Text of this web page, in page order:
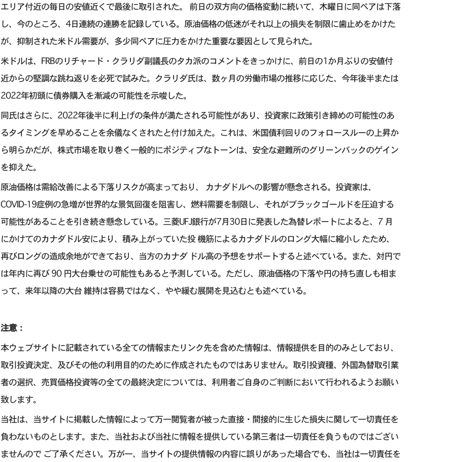
エリア付近の毎日の安値近くで最後に取引された。 前日の双方向の価格変動に続いて、木曜日に同ペアは下落
し、今のところ、4日連続の連勝を記録している。原油価格の低迷がそれ以上の損失を制限に歯止めをかけた
が、抑制された米ドル需要が、多少同ペアに圧力をかけた重要な要因として見られた。
米ドルは、FRBのリチャード・クラリダ副議長のタカ派のコメントをきっかけに、前日の1か月ぶりの安値付
近からの堅調な跳ね返りを必死で試みた。クラリダ氏は、数ヶ月の労働市場の推移に応じた、今年後半または
2022年初頭に債券購入を漸減の可能性を示唆した。
同氏はさらに、2022年後半に利上げの条件が満たされる可能性があり、投資家に政策引き締めの可能性のあ
るタイミングを早めることを余儀なくされたと付け加えた。これは、米国債利回りのフォロースルーの上昇か
ら明らかだが、株式市場を取り巻く一般的にポジティブなトーンは、安全な避難所のグリーンバックのゲイン
を抑えた。
原油価格は需給改善による下落リスクが高まっており、 カナダドルへの影響が懸念される。投資家は、
COVID-19症例の急増が世界的な景気回復を阻害し、燃料需要を制限し、それがブラックゴールドを圧迫する
可能性があることを引き続き懸念している。三菱UFJ銀行が7月30日に発表した為替レポートによると、7 月
にかけてのカナダドル安により、積み上がっていた投 機筋によるカナダドルのロング大幅に縮小し たため、
再びロングの造成余地ができており、当方のカナダ ドル高の予想をサポートすると述べている。また、対円で
は年内に再び 90 円大台乗せの可能性もあると予測している。ただし、原油価格の下落や円の持ち直しも相ま
って、来年以降の大台 維持は容易ではなく、やや緩む展開を見込むとも述べている。
注意：
本ウェブサイトに記載されている全ての情報またリンク先を含めた情報は、情報提供を目的のみとしており、
取引投資決定、及びその他の利用目的のために作成されたものではありません。取引投資種、外国為替取引業
者の選択、売買価格投資等の全ての最終決定については、利用者ご自身のご判断において行われるようお願い
致します。
当社は、当サイトに掲載した情報によって万一閲覧者が被った直接・間接的に生じた損失に関して一切責任を
負わないものとします。また、当社および当社に情報を提供している第三者は一切責任を負うものではござい
ませんので ご了承ください。万が一、当サイトの提供情報の内容に誤りがあった場合でも、当社は一切責任を